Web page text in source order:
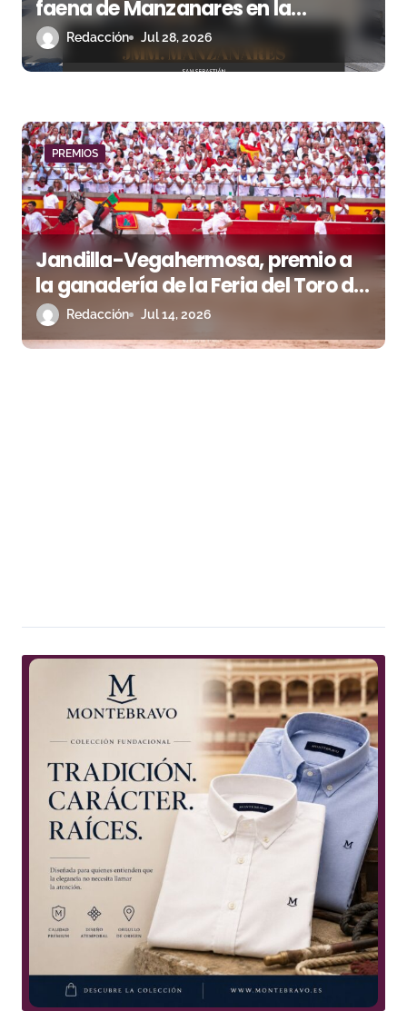
faena de Manzanares en la
Semana Grande 2025
Redacción Jul 28, 2026
PREMIOS
Jandilla-Vegahermosa, premio a
la ganadería de la Feria del Toro de
Pamplona
Redacción Jul 14, 2026